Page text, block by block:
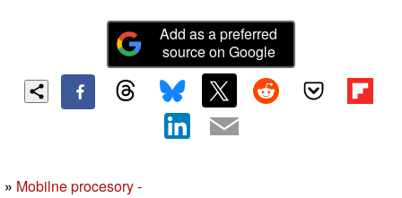
Add as a preferred
source on Google
» Mobilne procesory -